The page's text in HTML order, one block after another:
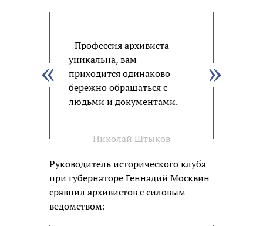
- Профессия архивиста –
уникальна, вам
приходится одинаково
бережно обращаться с
людьми и документами.
Николай Штыков
Руководитель исторического клуба
при губернаторе Геннадий Москвин
сравнил архивистов с силовым
ведомством: